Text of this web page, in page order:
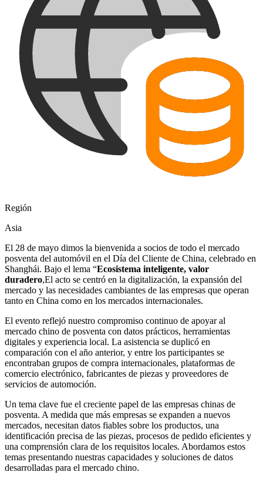
Región
Asia
El 28 de mayo dimos la bienvenida a socios de todo el mercado
posventa del automóvil en el Día del Cliente de China, celebrado en
Shanghái. Bajo el lema “Ecosistema inteligente, valor
duradero,El acto se centró en la digitalización, la expansión del
mercado y las necesidades cambiantes de las empresas que operan
tanto en China como en los mercados internacionales.
El evento reflejó nuestro compromiso continuo de apoyar al
mercado chino de posventa con datos prácticos, herramientas
digitales y experiencia local. La asistencia se duplicó en
comparación con el año anterior, y entre los participantes se
encontraban grupos de compra internacionales, plataformas de
comercio electrónico, fabricantes de piezas y proveedores de
servicios de automoción.
Un tema clave fue el creciente papel de las empresas chinas de
posventa. A medida que más empresas se expanden a nuevos
mercados, necesitan datos fiables sobre los productos, una
identificación precisa de las piezas, procesos de pedido eficientes y
una comprensión clara de los requisitos locales. Abordamos estos
temas presentando nuestras capacidades y soluciones de datos
desarrolladas para el mercado chino.